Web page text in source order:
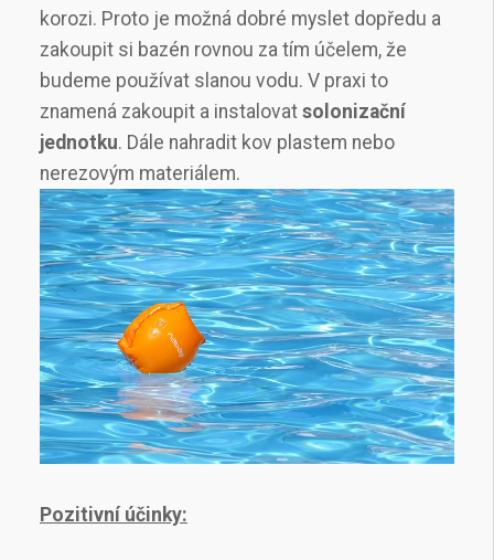
korozi. Proto je možná dobré myslet dopředu a
zakoupit si bazén rovnou za tím účelem, že
budeme používat slanou vodu. V praxi to
znamená zakoupit a instalovat solonizační
jednotku. Dále nahradit kov plastem nebo
nerezovým materiálem.
Pozitivní účinky: